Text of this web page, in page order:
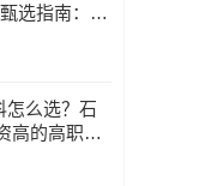
选指南：深
件联系/地
怎么选？石
高的高职推